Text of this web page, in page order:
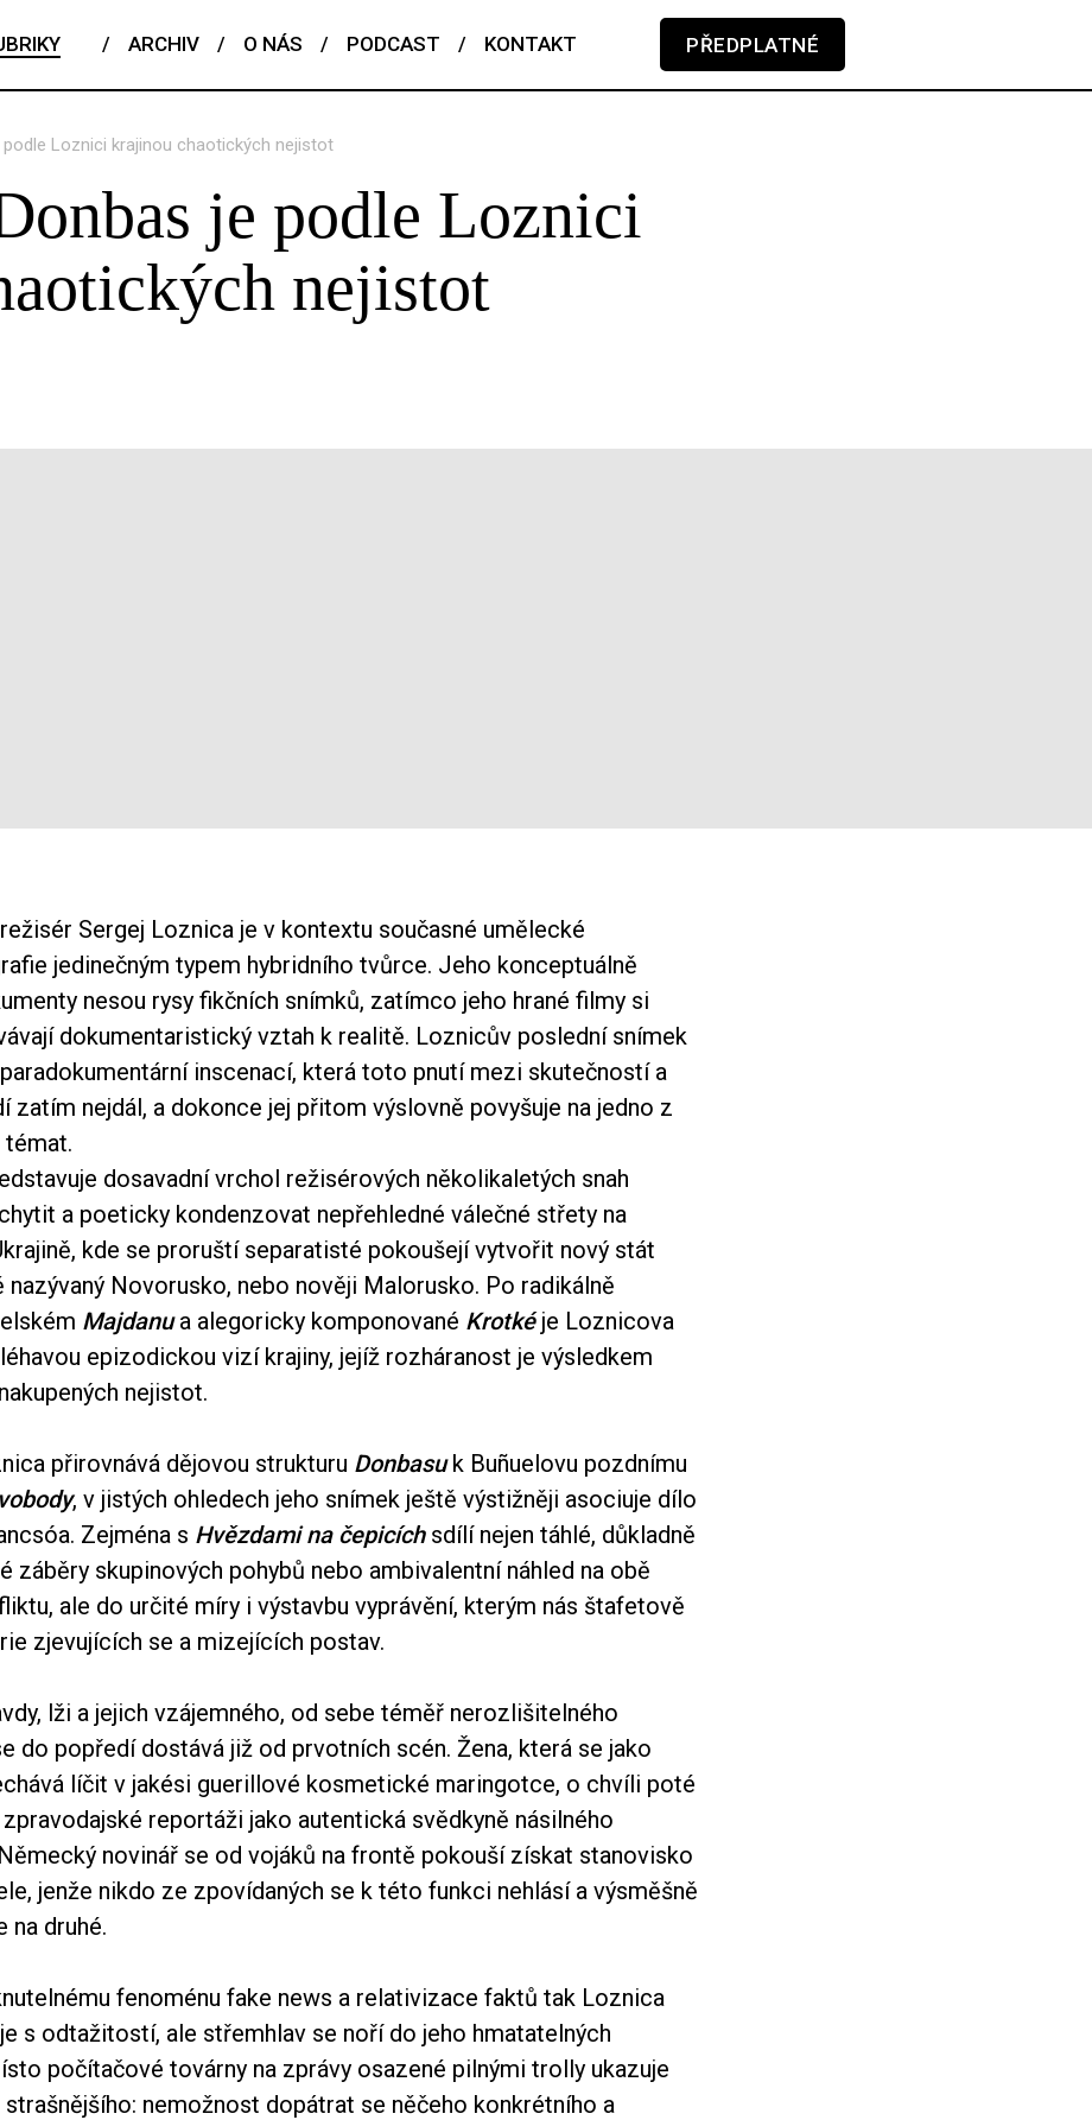
/ ARCHIV / O NÁS / PODCAST / KONTAKT PŘEDPLATNÉ
podle Loznici krajinou chaotických nejistot
je podle Loznici
nejistot
Sergej Loznica je v kontextu současné umělecké
jedinečným typem hybridního tvůrce. Jeho konceptuálně
nesou rysy fikčních snímků, zatímco jeho hrané filmy si
dokumentaristický vztah k realitě. Loznicův poslední snímek
inscenací, která toto pnutí mezi skutečností a
zatím nejdál, a dokonce jej přitom výslovně povyšuje na jedno z
témat.
dosavadní vrchol režisérových několikaletých snah
a poeticky kondenzovat nepřehledné válečné střety na
kde se proruští separatisté pokoušejí vytvořit nový stát
nazývaný Novorusko, nebo nověji Malorusko. Po radikálně
Majdanua alegoricky komponované Krotkéje Loznicova
epizodickou vizí krajiny, jejíž rozháranost je výsledkem
nejistot.
přirovnává dějovou strukturu Donbasuk Buñuelovu pozdnímu
, v jistých ohledech jeho snímek ještě výstižněji asociuje dílo
Zejména s Hvězdami na čepicíchsdílí nejen táhlé, důkladně
záběry skupinových pohybů nebo ambivalentní náhled na obě
ale do určité míry i výstavbu vyprávění, kterým nás štafetově
zjevujících se a mizejících postav.
lži a jejich vzájemného, od sebe téměř nerozlišitelného
do popředí dostává již od prvotních scén. Žena, která se jako
líčit v jakési guerillové kosmetické maringotce, o chvíli poté
reportáži jako autentická svědkyně násilného
novinář se od vojáků na frontě pokouší získat stanovisko
jenže nikdo ze zpovídaných se k této funkci nehlásí a výsměšně
na druhé.
fenoménu fake news a relativizace faktů tak Loznica
s odtažitostí, ale střemhlav se noří do jeho hmatatelných
počítačové továrny na zprávy osazené pilnými trolly ukazuje
nemožnost dopátrat se něčeho konkrétního a